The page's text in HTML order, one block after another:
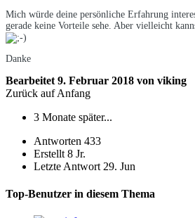
Mich würde deine persönliche Erfahrung
gerade keine Vorteile sehe. Aber vielleicht
Danke
Bearbeitet 9. Februar 2018 von viking
Zurück auf Anfang
3 Monate später...
Antworten 433
Erstellt 8 Jr.
Letzte Antwort 29. Jun
Top-Benutzer in diesem Thema